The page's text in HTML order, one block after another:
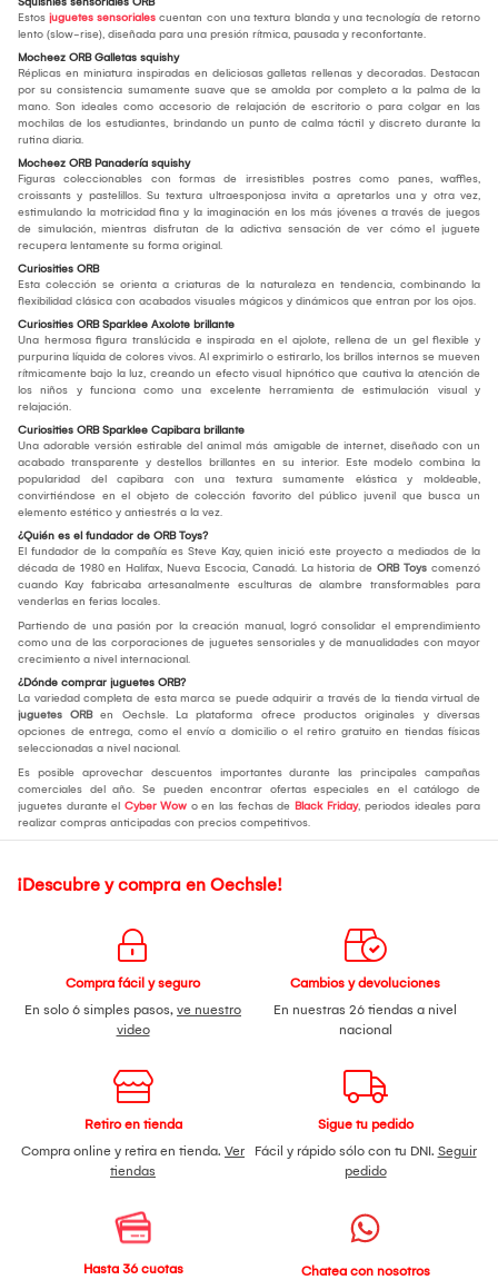
Estos juguetes sensoriales cuentan con una textura blanda y una tecnología de retorno
lento (slow-rise), diseñada para una presión rítmica, pausada y reconfortante.
Mocheez ORB Galletas squishy
Réplicas en miniatura inspiradas en deliciosas galletas rellenas y decoradas. Destacan
por su consistencia sumamente suave que se amolda por completo a la palma de la
mano. Son ideales como accesorio de relajación de escritorio o para colgar en las
mochilas de los estudiantes, brindando un punto de calma táctil y discreto durante la
rutina diaria.
Mocheez ORB Panadería squishy
Figuras coleccionables con formas de irresistibles postres como panes, waffles,
croissants y pastelillos. Su textura ultraesponjosa invita a apretarlos una y otra vez,
estimulando la motricidad fina y la imaginación en los más jóvenes a través de juegos
de simulación, mientras disfrutan de la adictiva sensación de ver cómo el juguete
recupera lentamente su forma original.
Curiosities ORB
Esta colección se orienta a criaturas de la naturaleza en tendencia, combinando la
flexibilidad clásica con acabados visuales mágicos y dinámicos que entran por los ojos.
Curiosities ORB Sparklee Axolote brillante
Una hermosa figura translúcida e inspirada en el ajolote, rellena de un gel flexible y
purpurina líquida de colores vivos. Al exprimirlo o estirarlo, los brillos internos se mueven
rítmicamente bajo la luz, creando un efecto visual hipnótico que cautiva la atención de
los niños y funciona como una excelente herramienta de estimulación visual y
relajación.
Curiosities ORB Sparklee Capibara brillante
Una adorable versión estirable del animal más amigable de internet, diseñado con un
acabado transparente y destellos brillantes en su interior. Este modelo combina la
popularidad del capibara con una textura sumamente elástica y moldeable,
convirtiéndose en el objeto de colección favorito del público juvenil que busca un
elemento estético y antiestrés a la vez.
¿Quién es el fundador de ORB Toys?
El fundador de la compañía es Steve Kay, quien inició este proyecto a mediados de la
década de 1980 en Halifax, Nueva Escocia, Canadá. La historia de ORB Toys comenzó
cuando Kay fabricaba artesanalmente esculturas de alambre transformables para
venderlas en ferias locales.
Partiendo de una pasión por la creación manual, logró consolidar el emprendimiento
como una de las corporaciones de juguetes sensoriales y de manualidades con mayor
crecimiento a nivel internacional.
¿Dónde comprar juguetes ORB?
La variedad completa de esta marca se puede adquirir a través de la tienda virtual de
juguetes ORBen Oechsle. La plataforma ofrece productos originales y diversas
opciones de entrega, como el envío a domicilio o el retiro gratuito en tiendas físicas
seleccionadas a nivel nacional.
Es posible aprovechar descuentos importantes durante las principales campañas
comerciales del año. Se pueden encontrar ofertas especiales en el catálogo de
juguetes durante el Cyber Wow o en las fechas de Black Friday, periodos ideales para
realizar compras anticipadas con precios competitivos.
¡Descubre y compra en Oechsle!
Compra fácil y seguro
En solo 6 simples pasos, ve nuestro
video
Cambios y devoluciones
En nuestras 26 tiendas a nivel
nacional
Retiro en tienda
Compra online y retira en tienda. Ver
tiendas
Sigue tu pedido
Fácil y rápido sólo con tu DNI. Seguir
pedido
Hasta 36 cuotas
Chatea con nosotros